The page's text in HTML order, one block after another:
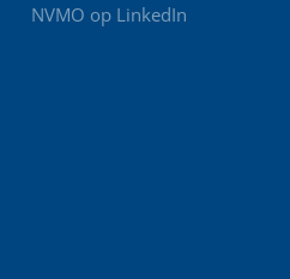
NVMO op LinkedIn